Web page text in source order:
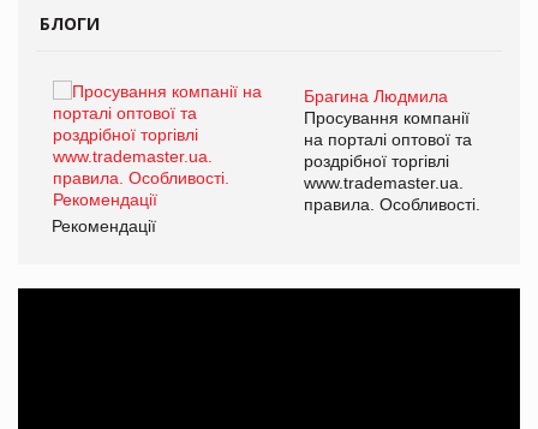
БЛОГИ
Брагина Людмила
Просування компанії
на порталі оптової та
роздрібної торгівлі
www.trademaster.ua.
правила. Особливості.
Рекомендації